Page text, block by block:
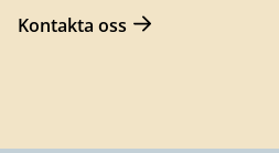
Kontakta oss